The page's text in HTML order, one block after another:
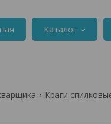
Каталог
Краги